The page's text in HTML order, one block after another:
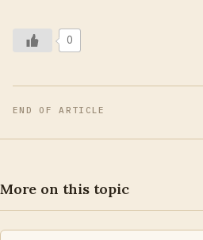
0
END OF ARTICLE
More on this topic